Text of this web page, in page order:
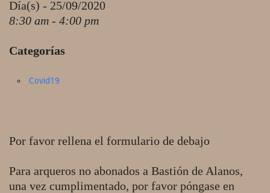
Día(s) - 25/09/2020
8:30 am - 4:00 pm
Categorías
Covid19
Por favor rellena el formulario de debajo
Para arqueros no abonados a Bastión de Alanos,
una vez cumplimentado, por favor póngase en